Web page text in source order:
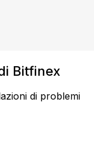
Bitfinex
di problemi